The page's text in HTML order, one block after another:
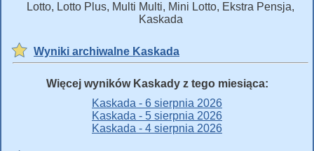
Lotto, Lotto Plus, Multi Multi, Mini Lotto, Ekstra Pensja,
Kaskada
Wyniki archiwalne Kaskada
Więcej wyników Kaskady z tego miesiąca:
Kaskada - 6 sierpnia 2026
Kaskada - 5 sierpnia 2026
Kaskada - 4 sierpnia 2026